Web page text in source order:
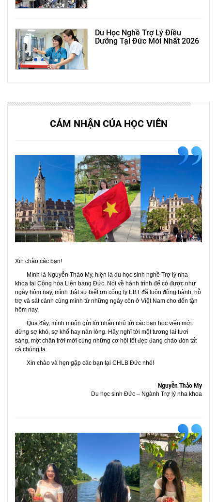
Du Học Nghề Trợ Lý Điều
Dưỡng Tại Đức Mới Nhất 2026
CẢM NHẬN CỦA HỌC VIÊN
Xin chào các bạn!
Mình là Nguyễn Thảo My, hiện là du học sinh nghề Trợ lý nha
khoa tại Cộng hòa Liên bang Đức. Nói về hành trình để có được như
ngày hôm nay, mình thật sự biết ơn công ty EBT đã luôn đồng hành, hỗ
trợ và sát cánh cùng mình từ những ngày còn ở Việt Nam cho đến tận
hôm nay.
Qua đây, mình muốn gửi lời nhắn nhủ tới các bạn học viên mới:
đừng sợ khó, sợ khổ hay nản lòng. Hãy nghĩ tới mộttương lai tươi
sáng, một chân trời mới cùng những cơ hội tốt đẹp đang chào đón tất
cả chúng ta.
Xin chào và hẹn gặp các bạn tại CHLB Đức nhé!
Nguyễn Thảo My
Du học sinh Đức – Ngành Trợ lý nha khoa